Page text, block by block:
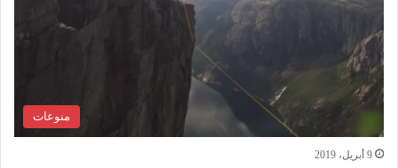
منوعات
9 أبريل، 2019